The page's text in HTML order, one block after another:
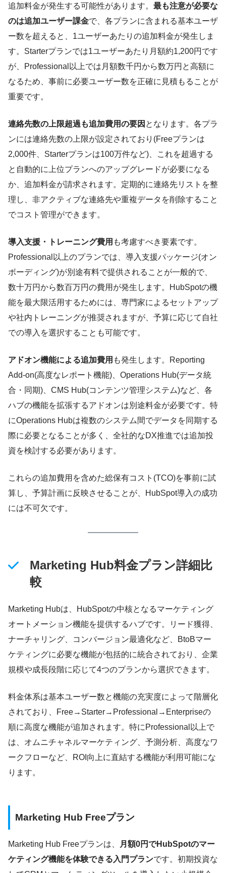
追加料金が発生する可能性があります。 最も注意が必要な
のは追加ユーザー課金で、各プランに含まれる基本ユーザ
ー数を超えると、1ユーザーあたりの追加料金が発生しま
す。Starterプランでは1ユーザーあたり月額約1,200円です
が、Professional以上では月額数千円から数万円と高額に
なるため、事前に必要ユーザー数を正確に見積もることが
重要です。
連絡先数の上限超過も追加費用の要因 となります。各プラ
ンには連絡先数の上限が設定されており(Freeプランは
2,000件、Starterプランは100万件など)、これを超過する
と自動的に上位プランへのアップグレードが必要になる
か、追加料金が請求されます。定期的に連絡先リストを整
理し、非アクティブな連絡先や重複データを削除すること
でコスト管理ができます。
導入支援・トレーニング費用 も考慮すべき要素です。
Professional以上のプランでは、導入支援パッケージ(オン
ボーディング)が別途有料で提供されることが一般的で、
数十万円から数百万円の費用が発生します。HubSpotの機
能を最大限活用するためには、専門家によるセットアップ
や社内トレーニングが推奨されますが、予算に応じて自社
での導入を選択することも可能です。
アドオン機能による追加費用 も発生します。Reporting
Add-on(高度なレポート機能)、Operations Hub(データ統
合・同期)、CMS Hub(コンテンツ管理システム)など、各
ハブの機能を拡張するアドオンは別途料金が必要です。特
にOperations Hubは複数のシステム間でデータを同期する
際に必要となることが多く、全社的なDX推進では追加投
資を検討する必要があります。
これらの追加費用を含めた総保有コスト(TCO)を事前に試
算し、予算計画に反映させることが、HubSpot導入の成功
には不可欠です。
Marketing Hub料金プラン詳細比
較
Marketing Hubは、HubSpotの中核となるマーケティング
オートメーション機能を提供するハブです。リード獲得、
ナーチャリング、コンバージョン最適化など、BtoBマー
ケティングに必要な機能が包括的に統合されており、企業
規模や成長段階に応じて4つのプランから選択できます。
料金体系は基本ユーザー数と機能の充実度によって階層化
されており、Free→Starter→Professional→Enterpriseの
順に高度な機能が追加されます。特にProfessional以上で
は、オムニチャネルマーケティング、予測分析、高度なワ
ークフローなど、ROI向上に直結する機能が利用可能にな
ります。
Marketing Hub Freeプラン
Marketing Hub Freeプランは、
月額0円でHubSpotのマー
ケティング機能を体験できる入門プランです。初期投資な